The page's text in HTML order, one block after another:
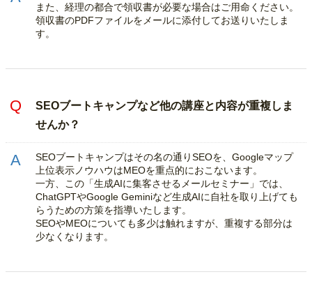
また、経理の都合で領収書が必要な場合はご用命ください。
領収書のPDFファイルをメールに添付してお送りいたしま
す。
SEOブートキャンプなど他の講座と内容が重複しま
せんか？
SEOブートキャンプはその名の通りSEOを、Googleマップ
上位表示ノウハウはMEOを重点的におこないます。
一方、この「生成AIに集客させるメールセミナー」では、
ChatGPTやGoogle Geminiなど生成AIに自社を取り上げても
らうための方策を指導いたします。
SEOやMEOについても多少は触れますが、重複する部分は
少なくなります。